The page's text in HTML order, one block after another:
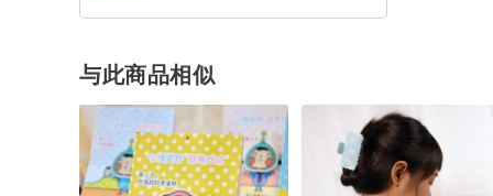
与此商品相似